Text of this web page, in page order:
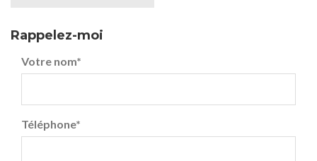
Rappelez-moi
Votre nom*
Téléphone*